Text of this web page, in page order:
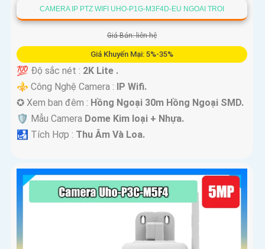
CAMERA IP PTZ WIFI UHO-P1G-M3F4D-EU NGOAI TROI
Giá Bán: liên hệ
Giá Khuyến Mại: 5%-35%
💯 Độ sắc nét : 2K Lite .
⚜️ Công Nghệ Camera : IP Wifi.
✪ Xem ban đêm : Hồng Ngoại 30m Hồng Ngoại SMD.
🛡 Mẫu Camera Dome Kim loại + Nhựa.
️🛃 Tích Hợp : Thu Âm Và Loa.